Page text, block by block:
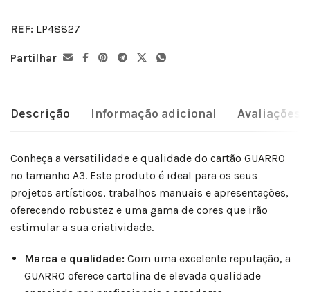
REF: LP48827
Partilhar
Descrição Informação adicional Avaliações
Conheça a versatilidade e qualidade do cartão GUARRO
no tamanho A3. Este produto é ideal para os seus
projetos artísticos, trabalhos manuais e apresentações,
oferecendo robustez e uma gama de cores que irão
estimular a sua criatividade.
Marca e qualidade: Com uma excelente reputação, a
GUARRO oferece cartolina de elevada qualidade